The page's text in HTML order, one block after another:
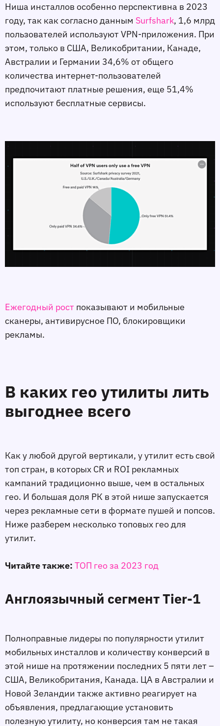
Ниша инсталлов особенно перспективна в 2023
году, так как согласно данным Surfshark, 1,6 млрд
пользователей используют VPN-приложения. При
этом, только в США, Великобритании, Канаде,
Австралии и Германии 34,6% от общего
количества интернет-пользователей
предпочитают платные решения, еще 51,4%
используют бесплатные сервисы.
Ежегодный рост показывают и мобильные
сканеры, антивирусное ПО, блокировщики
рекламы.
В каких гео утилиты лить
выгоднее всего
Как у любой другой вертикали, у утилит есть свой
топ стран, в которых CR и ROI рекламных
кампаний традиционно выше, чем в остальных
гео. И большая доля РК в этой нише запускается
через рекламные сети в формате пушей и попсов.
Ниже разберем несколько топовых гео для
утилит.
Читайте также: ТОП гео за 2023 год
Англоязычный сегмент Tier-1
Полноправные лидеры по популярности утилит
мобильных инсталлов и количеству конверсий в
этой нише на протяжении последних 5 пяти лет –
США, Великобритания, Канада. ЦА в Австралии и
Новой Зеландии также активно реагирует на
объявления, предлагающие установить
полезную утилиту, но конверсия там не такая